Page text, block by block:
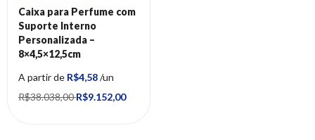
Caixa para Perfume com
Suporte Interno
Personalizada –
8×4,5×12,5cm
A partir de R$4,58/un
R$38.038,00R$9.152,00